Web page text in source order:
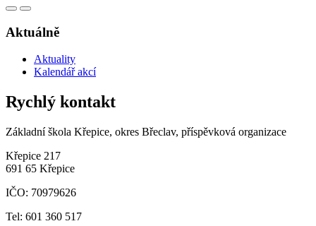
Aktuálně
Aktuality
Kalendář akcí
Rychlý kontakt
Základní škola Křepice, okres Břeclav, příspěvková organizace
Křepice 217
691 65 Křepice
IČO: 70979626
Tel: 601 360 517